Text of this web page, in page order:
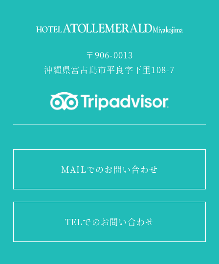
〒906-0013
沖縄県宮古島市平良字下里108-7
MAILでのお問い合わせ
TELでのお問い合わせ